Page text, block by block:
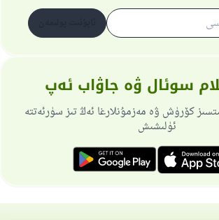
سوئال ۋە جاۋاب ئەپ
كۆرۈش ۋە مەزمۇنلارغا ئەڭ تىز سۈرئەتتە
ئۈلىشىش